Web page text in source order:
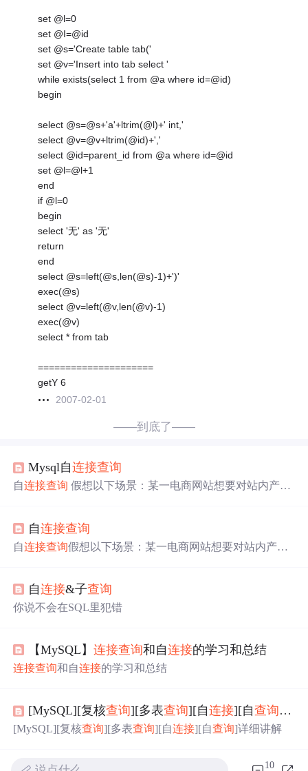
set @l=0
set @I=@id
set @s='Create table tab('
set @v='Insert into tab select '
while exists(select 1 from @a where id=@id)
begin
select @s=@s+'a'+ltrim(@l)+' int,'
select @v=@v+ltrim(@id)+','
select @id=parent_id from @a where id=@id
set @l=@l+1
end
if @l=0
begin
select '无' as '无'
return
end
select @s=left(@s,len(@s)-1)+')'
exec(@s)
select @v=left(@v,len(@v)-1)
exec(@v)
select * from tab
=====================
getY 6
2007-02-01
——到底了——
Mysql自连接查询
自连接查询 假想以下场景：某一电商网站想要对站内产品
机，智能手机等；笔记本，台式机，智能手机又可以按照
品牌分类；品牌又可以按照价格分类，等等。也许这些分
建两个字段来存储id和类别名称，使用第三个字段存
自连接查询
自连接查询假想以下场景：某一电商网站想要对站内产品
机，智能手机等；笔记本，台式机，智能手机又可以按照
品牌分类；品牌又可以按照价格分类，等等。也许这些分
建两个字段来存储id和类别名称，使用第三个字段存储类...
自连接&子查询
你说不会在SQL里犯错
【MySQL】连接查询和自连接的学习和总结
连接查询和自连接的学习和总结
[MySQL][复核查询][多表查询][自连接][自查询]详
[MySQL][复核查询][多表查询][自连接][自查询]详细讲解
10